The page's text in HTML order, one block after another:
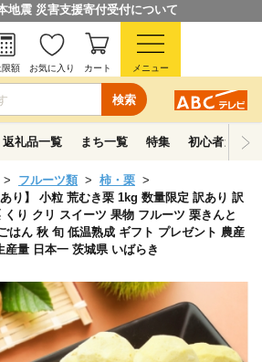
地震 災害支援寄付受付について
検索
限額 お気に入り カート メニュー
返礼品一覧 まち一覧 特集 初心者ガイド
フルーツ類
柿・栗
あり】 小粒 荒むき栗 1kg 数量限定 訳あり 訳
り クリ スイーツ 果物 フルーツ 栗きんと
はん 秋 旬 低温熟成 ギフト プレゼント 農産
量 日本一 茨城県 いばらき